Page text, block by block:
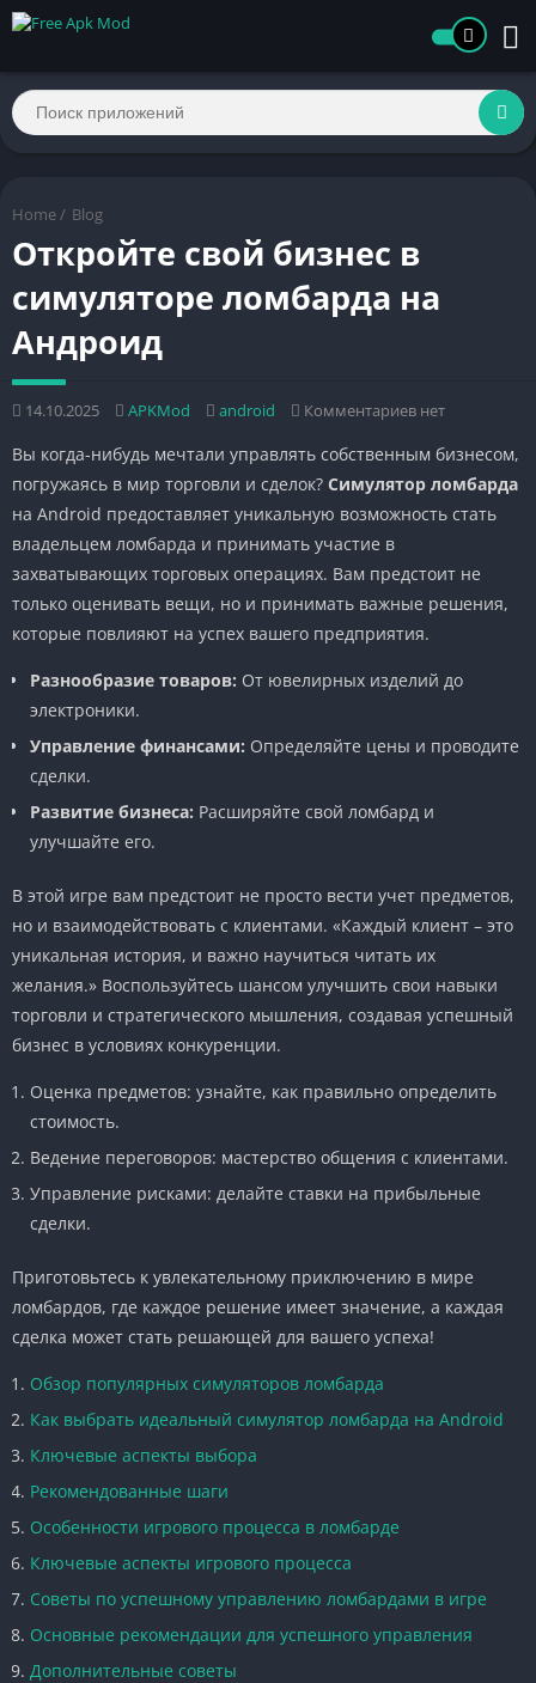
Home / Blog
Откройте свой бизнес в
симуляторе ломбарда на
Андроид
14.10.2025 APKMod android Комментариев нет
Вы когда-нибудь мечтали управлять собственным бизнесом,
погружаясь в мир торговли и сделок? Симулятор ломбарда
на Android предоставляет уникальную возможность стать
владельцем ломбарда и принимать участие в
захватывающих торговых операциях. Вам предстоит не
только оценивать вещи, но и принимать важные решения,
которые повлияют на успех вашего предприятия.
Разнообразие товаров: От ювелирных изделий до
электроники.
Управление финансами: Определяйте цены и проводите
сделки.
Развитие бизнеса: Расширяйте свой ломбард и
улучшайте его.
В этой игре вам предстоит не просто вести учет предметов,
но и взаимодействовать с клиентами. «Каждый клиент – это
уникальная история, и важно научиться читать их
желания.» Воспользуйтесь шансом улучшить свои навыки
торговли и стратегического мышления, создавая успешный
бизнес в условиях конкуренции.
Оценка предметов: узнайте, как правильно определить
стоимость.
Ведение переговоров: мастерство общения с клиентами.
Управление рисками: делайте ставки на прибыльные
сделки.
Приготовьтесь к увлекательному приключению в мире
ломбардов, где каждое решение имеет значение, а каждая
сделка может стать решающей для вашего успеха!
Обзор популярных симуляторов ломбарда
Как выбрать идеальный симулятор ломбарда на Android
Ключевые аспекты выбора
Рекомендованные шаги
Особенности игрового процесса в ломбарде
Ключевые аспекты игрового процесса
Советы по успешному управлению ломбардами в игре
Основные рекомендации для успешного управления
Дополнительные советы